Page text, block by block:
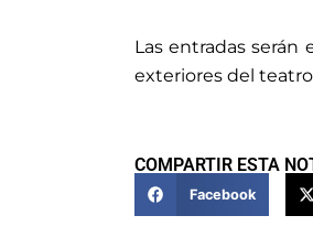
Las entradas serán
exteriores del
COMPARTIR ESTA
Facebook